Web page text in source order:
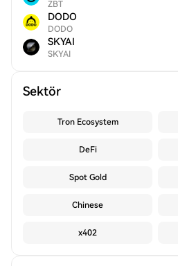
ZBT
DODO
DODO
SKYAI
SKYAI
Sektör
Tron Ecosystem
DeFi
Spot Gold
Chinese
x402